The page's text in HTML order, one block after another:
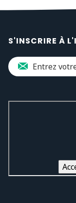
S'INSCRIRE À